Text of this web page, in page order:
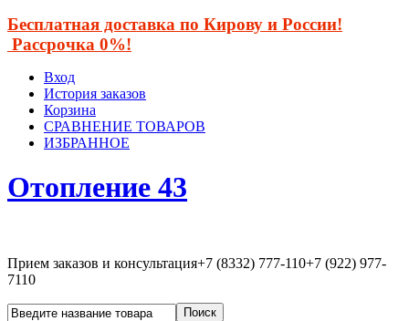
Бесплатная доставка по Кирову и России!
Рассрочка 0%!
Вход
История заказов
Корзина
СРАВНЕНИЕ ТОВАРОВ
ИЗБРАННОЕ
Отопление 43
Прием заказов и консультация+7 (8332) 777-110+7 (922) 977-
7110